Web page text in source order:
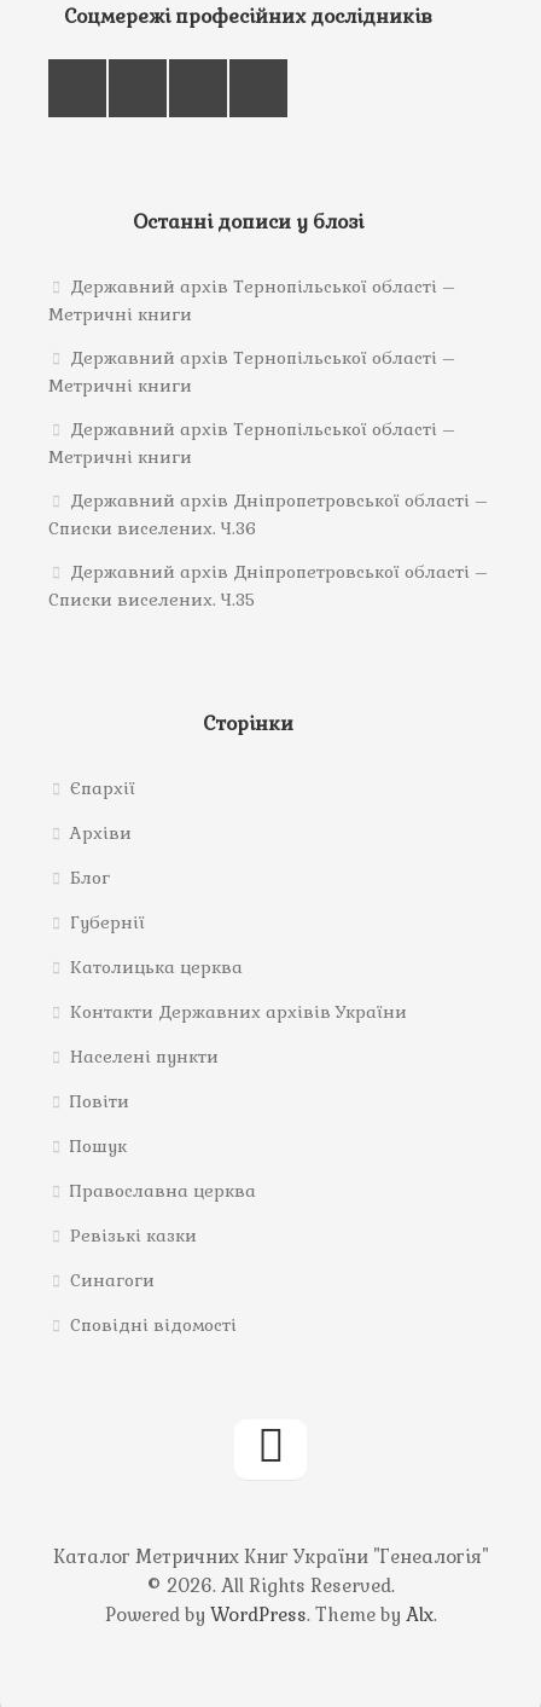
Соцмережі професійних дослідників
Останні дописи у блозі
Державний архів Тернопільської області –
Метричні книги
Державний архів Тернопільської області –
Метричні книги
Державний архів Тернопільської області –
Метричні книги
Державний архів Дніпропетровської області –
Списки виселених. Ч.36
Державний архів Дніпропетровської області –
Списки виселених. Ч.35
Сторінки
Єпархії
Архіви
Блог
Губернії
Католицька церква
Контакти Державних архівів України
Населені пункти
Повіти
Пошук
Православна церква
Ревізькі казки
Синагоги
Сповідні відомості
Каталог Метричних Книг України "Генеалогія"
© 2026. All Rights Reserved.
Powered by WordPress. Theme by Alx.